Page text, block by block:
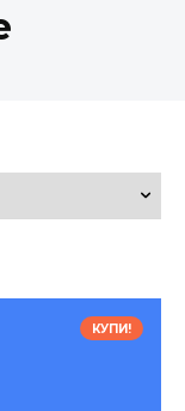
КУПИ!